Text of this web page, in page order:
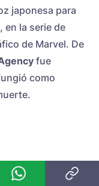
japonesa para
, en la serie de
de Marvel. De
fue
como